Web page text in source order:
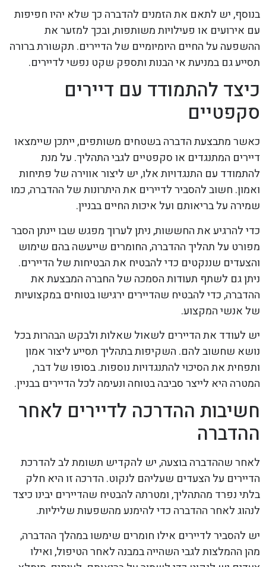
בנוסף, יש לתאם את הזמנים להדברה כך שלא יהיו חפיפות
עם אירועים או פעילויות משותפות, ובכך למזער את
ההשפעה על החיים היומיומיים של הדיירים. תקשורת ברורה
תסייע גם במניעת אי הבנות ותספק שקט נפשי לדיירים.
כיצד להתמודד עם דיירים
סקפטיים
כאשר מתבצעת הדברה בשטחים משותפים, ייתכן שיימצאו
דיירים המתנגדים או סקפטיים לגבי התהליך. על מנת
להתמודד עם התנגדויות אלו, יש ליצור אווירה של פתיחות
ואמון. חשוב להסביר לדיירים את היתרונות של ההדברה, כמו
שמירה על בריאותם ועל איכות החיים בבניין.
כדי להרגיע את החששות, ניתן לערוך מפגש שבו יינתן הסבר
מפורט על תהליך ההדברה, החומרים שייעשה בהם שימוש
והצעדים שננקטים כדי להבטיח את הבטיחות של הדיירים.
ניתן גם לשתף תעודות הסמכה של החברה המבצעת את
ההדברה, כדי להבטיח שהדיירים ירגישו בטוחים במקצועיות
של אנשי המקצוע.
יש לעודד את הדיירים לשאול שאלות ולבקש הבהרות בכל
נושא שחשוב להם. השקיפות בתהליך תסייע ליצור אמון
ותפחית את הסיכוי להתנגדויות נוספות. בסופו של דבר,
המטרה היא לייצר סביבה בטוחה ונעימה לכל הדיירים בבניין.
חשיבות ההדרכה לדיירים לאחר
ההדברה
לאחר שההדברה בוצעה, יש להקדיש תשומת לב להדרכת
הדיירים על הצעדים שעליהם לנקוט. הדרכה זו היא חלק
בלתי נפרד מהתהליך, ומטרתה להבטיח שהדיירים יבינו כיצד
לנהוג לאחר ההדברה כדי להימנע מהשפעות שליליות.
יש להסביר לדיירים אילו חומרים שימשו במהלך ההדברה,
מהן ההמלצות לגבי השהייה במבנה לאחר הטיפול, ואילו